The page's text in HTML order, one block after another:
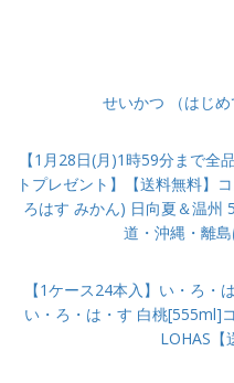
せいかつ （はじ
【1月28日(月)1時59分まで全
トプレゼント】【送料無料】
ろはす みかん) 日向夏＆温
道・沖縄・離島
【1ケース24本入】い・ろ
い・ろ・は・す 白桃[555ml]
LOHAS【